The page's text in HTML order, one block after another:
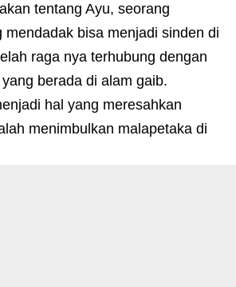
tentang Ayu, seorang
mendadak bisa menjadi sinden di
raga nya terhubung dengan
berada di alam gaib.
hal yang meresahkan
menimbulkan malapetaka di